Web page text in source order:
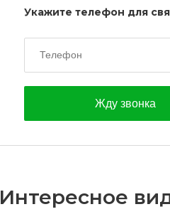
Укажите телефон для
Интересное